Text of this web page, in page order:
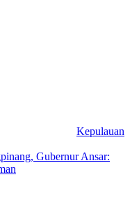
Kepulauan
Gubernur Ansar: